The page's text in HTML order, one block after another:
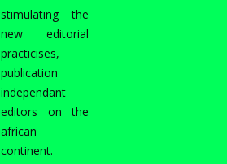
stimulating the
new editorial
practicises,
publication
independant
editors on the
african
continent.